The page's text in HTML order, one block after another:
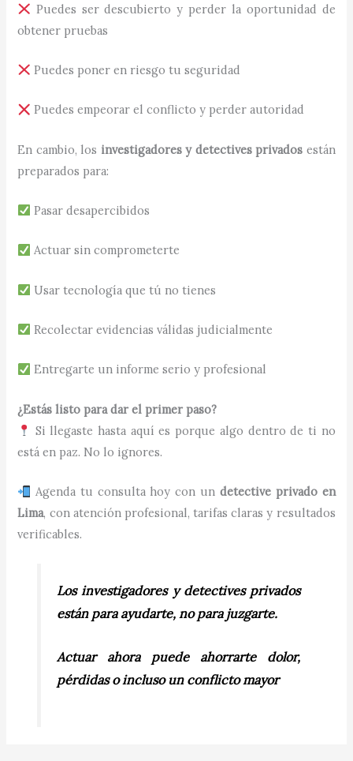
Puedes ser descubierto y perder la oportunidad de
obtener pruebas
Puedes poner en riesgo tu seguridad
Puedes empeorar el conflicto y perder autoridad
En cambio, los investigadores y detectives privados están
preparados para:
Pasar desapercibidos
Actuar sin comprometerte
Usar tecnología que tú no tienes
Recolectar evidencias válidas judicialmente
Entregarte un informe serio y profesional
¿Estás listo para dar el primer paso?
Si llegaste hasta aquí es porque algo dentro de ti no
está en paz. No lo ignores.
Agenda tu consulta hoy con un detective privado en
Lima, con atención profesional, tarifas claras y resultados
verificables.
Los investigadores y detectives privados
están para ayudarte, no para juzgarte.
Actuar ahora puede ahorrarte dolor,
pérdidas o incluso un conflicto mayor